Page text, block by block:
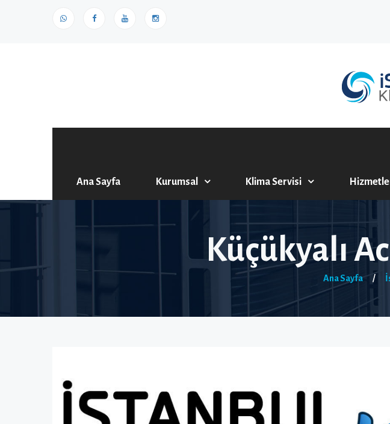
Ana Sayfa Kurumsal Klima Servisi
Küçükyalı
Ana Sayfa /